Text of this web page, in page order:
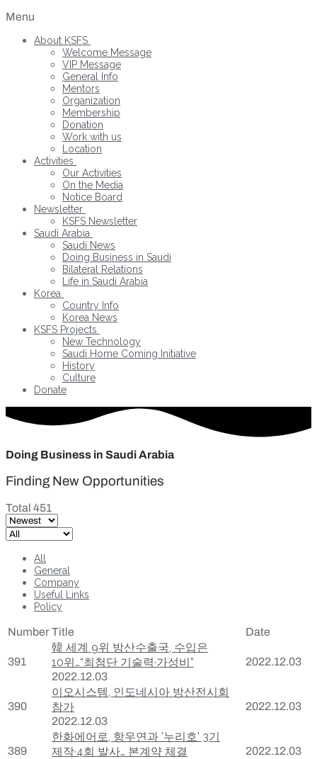
Menu
About KSFS
Welcome Message
VIP Message
General Info
Mentors
Organization
Membership
Donation
Work with us
Location
Activities
Our Activities
On the Media
Notice Board
Newsletter
KSFS Newsletter
Saudi Arabia
Saudi News
Doing Business in Saudi
Bilateral Relations
Life in Saudi Arabia
Korea
Country Info
Korea News
KSFS Projects
New Technology
Saudi Home Coming Initiative
History
Culture
Donate
Doing Business in Saudi Arabia
Finding New Opportunities
Total 451
All
General
Company
Useful Links
Policy
Number Title Date
391
韓 세계 9위 방산수출국, 수입은
10위…“최첨단 기술력·가성비”
2022.12.03
2022.12.03
390
이오시스템, 인도네시아 방산전시회
참가
2022.12.03
2022.12.03
389
한화에어로, 항우연과 '누리호' 3기
제작·4회 발사… 본계약 체결
2022.12.03